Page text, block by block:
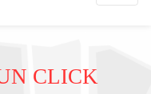
CLICK